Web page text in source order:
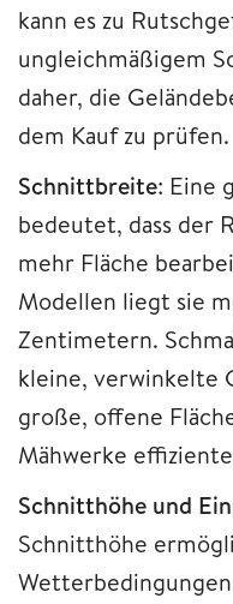
kann es zu
ungleichmäßigem
daher, die
dem Kauf zu prüfen.
Schnittbreite: Eine
bedeutet, dass der
mehr Fläche
Modellen liegt sie
Zentimetern.
kleine, verwinkelte
große, offene
Mähwerke
Schnitthöhe und
Schnitthöhe
Wetterbedingungen